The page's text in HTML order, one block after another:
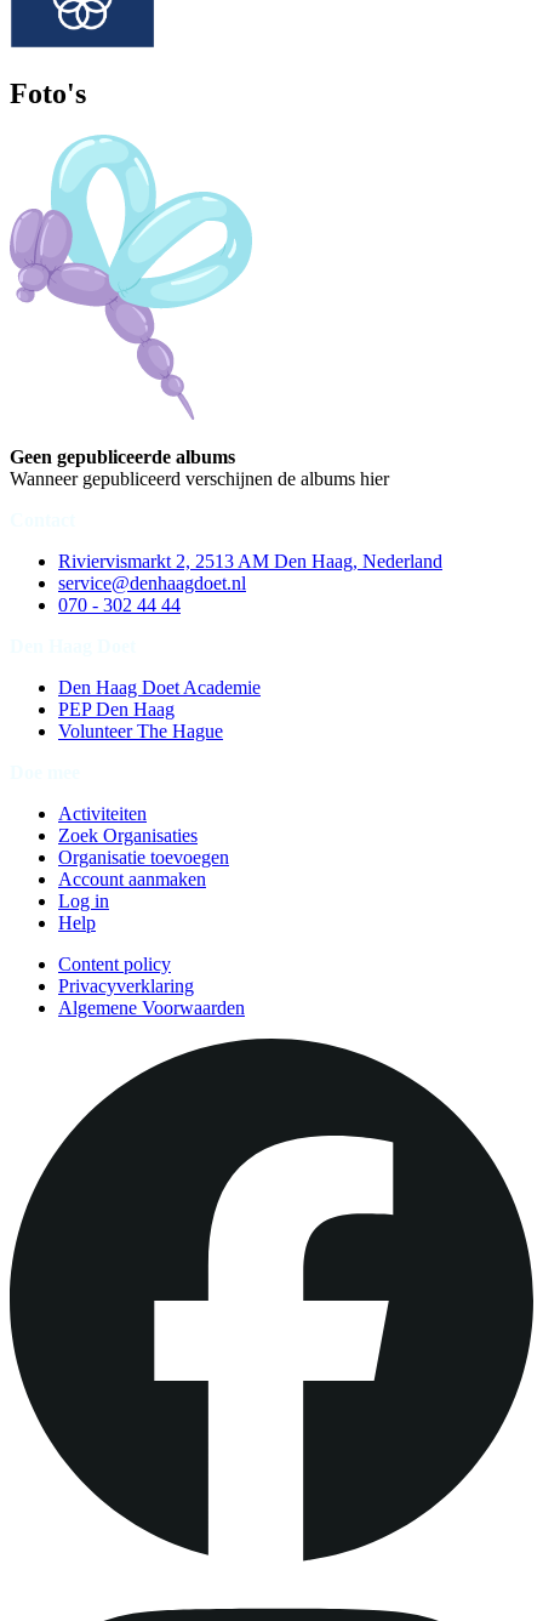
Foto's
Geen gepubliceerde albums
Wanneer gepubliceerd verschijnen de albums hier
Riviervismarkt 2, 2513 AM Den Haag, Nederland
service@denhaagdoet.nl
070 - 302 44 44
Den Haag Doet Academie
PEP Den Haag
Volunteer The Hague
Activiteiten
Zoek Organisaties
Organisatie toevoegen
Account aanmaken
Log in
Help
Content policy
Privacyverklaring
Algemene Voorwaarden